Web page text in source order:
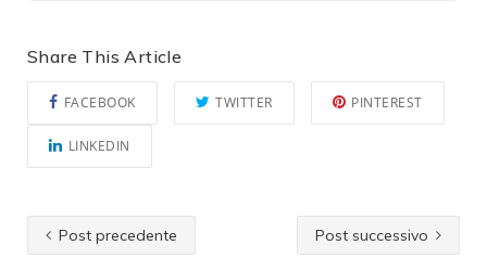
Share This Article
FACEBOOK TWITTER PINTEREST
LINKEDIN
Post precedente Post successivo